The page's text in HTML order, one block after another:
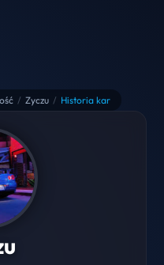
/ Zyczu / Historia kar